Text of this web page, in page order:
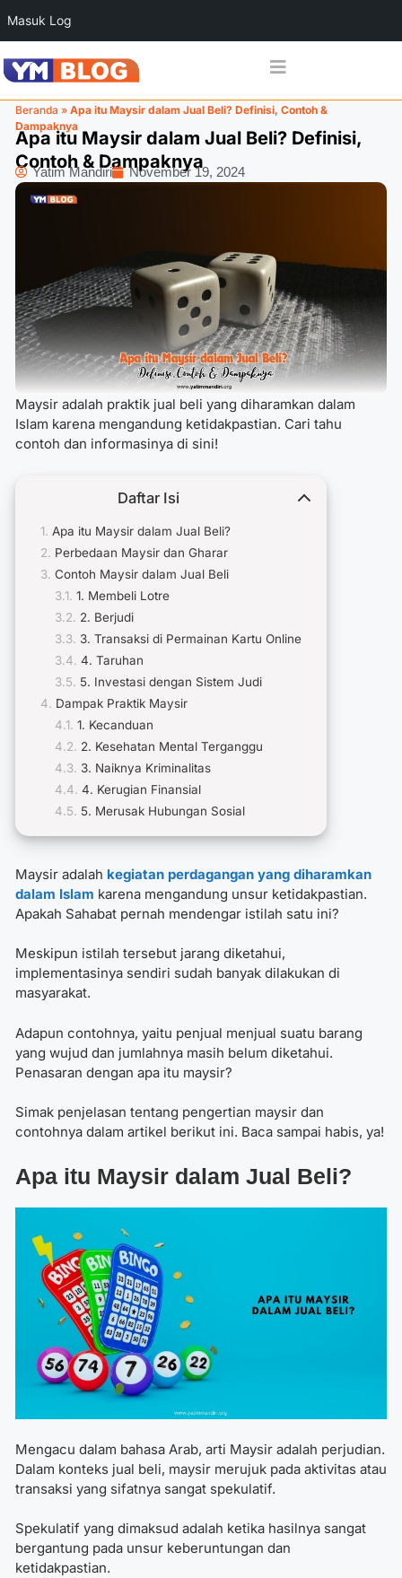
Masuk Log
Beranda » Apa itu Maysir dalam Jual Beli? Definisi, Contoh &
Dampaknya
Apa itu Maysir dalam Jual Beli? Definisi,
Contoh & Dampaknya
Yatim Mandiri November 19, 2024
Maysir adalah praktik jual beli yang diharamkan dalam
Islam karena mengandung ketidakpastian. Cari tahu
contoh dan informasinya di sini!
Daftar Isi
Apa itu Maysir dalam Jual Beli?
Perbedaan Maysir dan Gharar
Contoh Maysir dalam Jual Beli
1. Membeli Lotre
2. Berjudi
3. Transaksi di Permainan Kartu Online
4. Taruhan
5. Investasi dengan Sistem Judi
Dampak Praktik Maysir
1. Kecanduan
2. Kesehatan Mental Terganggu
3. Naiknya Kriminalitas
4. Kerugian Finansial
5. Merusak Hubungan Sosial
Maysir adalah kegiatan perdagangan yang diharamkan
dalam Islam karena mengandung unsur ketidakpastian.
Apakah Sahabat pernah mendengar istilah satu ini?
Meskipun istilah tersebut jarang diketahui,
implementasinya sendiri sudah banyak dilakukan di
masyarakat.
Adapun contohnya, yaitu penjual menjual suatu barang
yang wujud dan jumlahnya masih belum diketahui.
Penasaran dengan apa itu maysir?
Simak penjelasan tentang pengertian maysir dan
contohnya dalam artikel berikut ini. Baca sampai habis, ya!
Apa itu Maysir dalam Jual Beli?
Mengacu dalam bahasa Arab, arti Maysir adalah perjudian.
Dalam konteks jual beli, maysir merujuk pada aktivitas atau
transaksi yang sifatnya sangat spekulatif.
Spekulatif yang dimaksud adalah ketika hasilnya sangat
bergantung pada unsur keberuntungan dan
ketidakpastian.